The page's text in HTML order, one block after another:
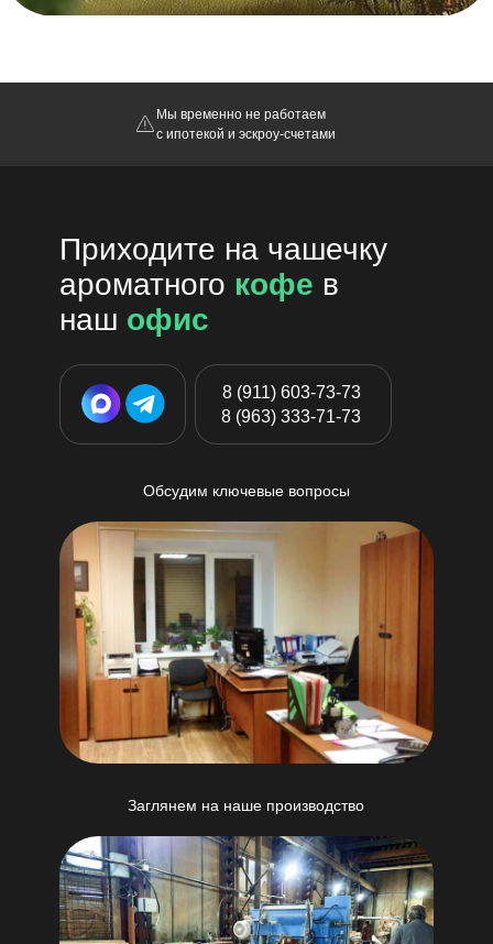
Мы временно не работаем
с ипотекой и эскроу-счетами
Приходите на чашечку
ароматного кофе в
наш офис
Обсудим ключевые вопросы
Заглянем на наше производство
8 (911) 603-73-73
8 (963) 333-71-73